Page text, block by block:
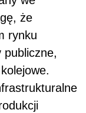
że
rynku
publiczne,